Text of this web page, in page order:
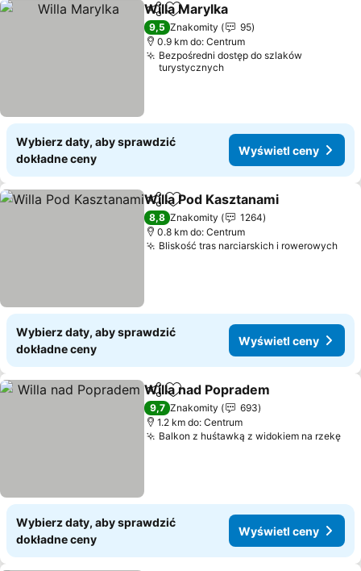
Udostępnij
Dodaj do ulubionych
Willa Marylka
9,5 Znakomity
95
0.9 km do: Centrum
Bezpośredni dostęp do szlaków
turystycznych
Wybierz daty, aby sprawdzić
dokładne ceny
Wyświetl ceny
Udostępnij
Dodaj do ulubionych
Willa Pod Kasztanami
8,8 Znakomity
1264
0.8 km do: Centrum
Bliskość tras narciarskich i rowerowych
Wybierz daty, aby sprawdzić
dokładne ceny
Wyświetl ceny
Udostępnij
Dodaj do ulubionych
Willa nad Popradem
9,7 Znakomity
693
1.2 km do: Centrum
Balkon z huśtawką z widokiem na rzekę
Wybierz daty, aby sprawdzić
dokładne ceny
Wyświetl ceny